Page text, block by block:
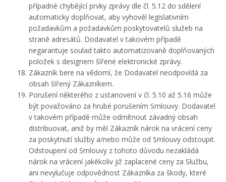
případné chybějící prvky zprávy dle čl. 5.12 do sdělení
automaticky doplňovat, aby vyhověl legislativním
požadavkům a požadavkům poskytovatelů služeb na
straně adresátů. Dodavatel v takovém případě
negarantuje soulad takto automatizovaně doplňovaných
položek s designem šířené elektronické zprávy.
Zákazník bere na vědomí, že Dodavatel neodpovídá za
obsah šířený Zákazníkem.
Porušení některého z ustanovení v čl. 5.10 až 5.16 může
být považováno za hrubé porušením Smlouvy. Dodavatel
v takovém případě může odmítnout závadný obsah
distribuovat, aniž by měl Zákazník nárok na vrácení ceny
za poskytnutí služby a/nebo může od Smlouvy odstoupit.
Odstoupení od Smlouvy z tohoto důvodu nezakládá
nárok na vrácení jakékoliv již zaplacené ceny za Službu,
ani nevylučuje odpovědnost Zákazníka za škody, které